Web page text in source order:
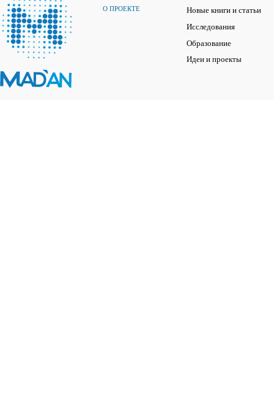
О ПРОЕКТЕ
Новые книги и статьи
Исследования
Образование
Идеи и проекты